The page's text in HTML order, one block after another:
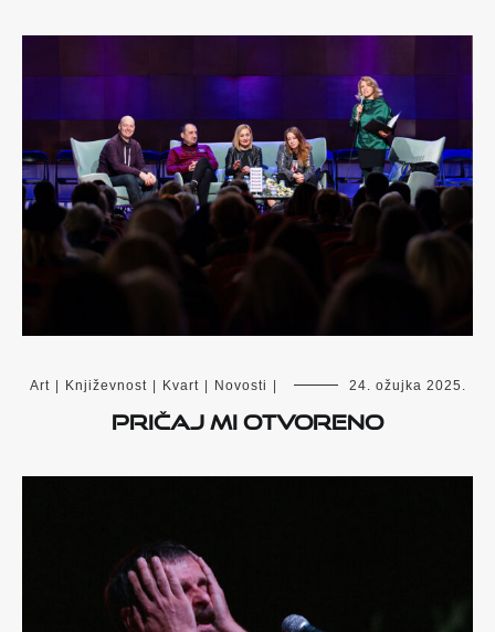
Art Književnost Kvart Novosti 24. ožujka 2025.
Pričaj mi otvoreno